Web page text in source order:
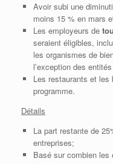
Avoir subi une
moins 15 % en mars
Les employeurs de
seraient éligibles,
les organismes de
l’exception des
Les restaurants et les
programme.
Détails
La part restante de
entreprises;
Basé sur combien les